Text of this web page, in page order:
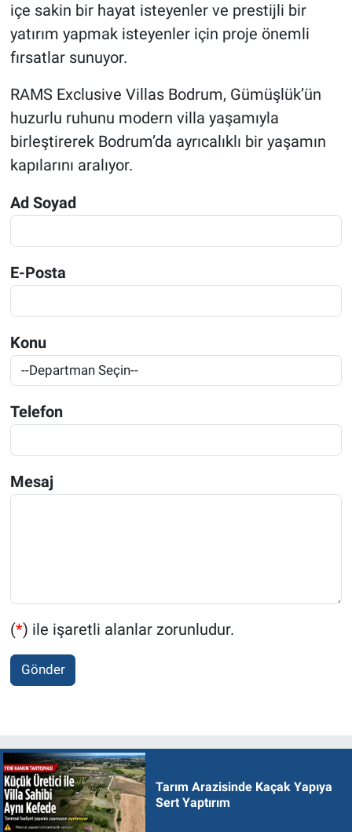
içe sakin bir hayat isteyenler ve prestijli bir
yatırım yapmak isteyenler için proje önemli
fırsatlar sunuyor.
RAMS Exclusive Villas Bodrum, Gümüşlük’ün
huzurlu ruhunu modern villa yaşamıyla
birleştirerek Bodrum’da ayrıcalıklı bir yaşamın
kapılarını aralıyor.
Ad Soyad
E-Posta
Konu
Telefon
Mesaj
(*) ile işaretli alanlar zorunludur.
Gönder
Tarım Arazisinde Kaçak Yapıya
Sert Yaptırım